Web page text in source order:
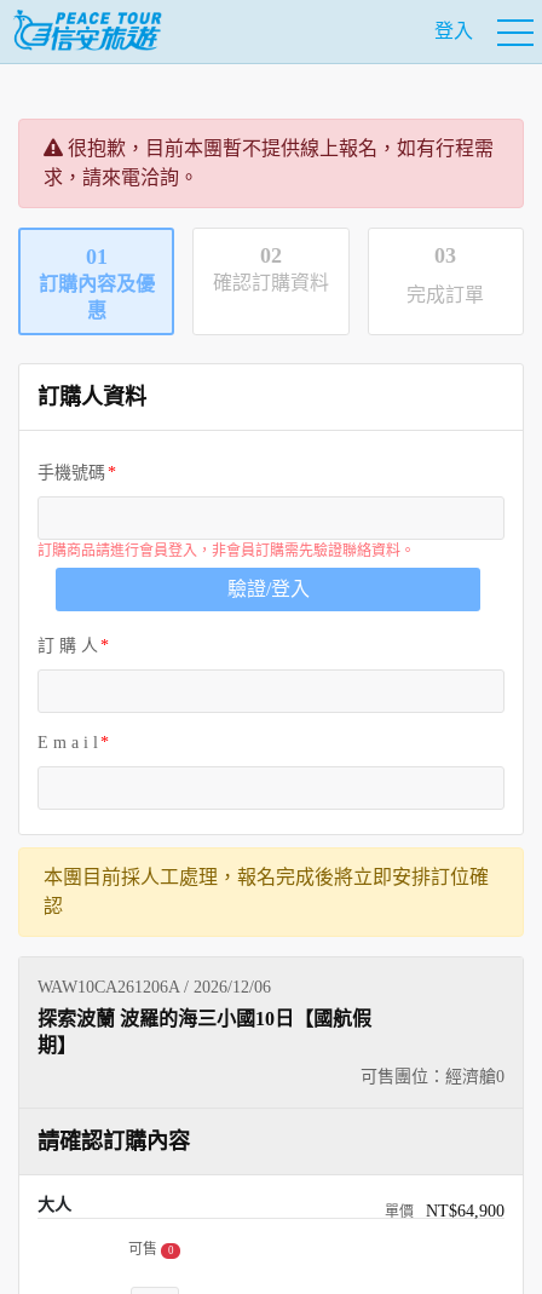
登入
很抱歉，目前本團暫不提供線上報名，如有行程需
求，請來電洽詢。
01
訂購內容及優
惠
02
確認訂購資料
03
完成訂單
訂購人資料
手機號碼
訂購商品請進行會員登入，非會員訂購需先驗證聯絡資料。
驗證/登入
訂 購 人
E m a i l
本團目前採人工處理，報名完成後將立即安排訂位確
認
WAW10CA261206A / 2026/12/06
可售團位：經濟艙0
探索波蘭 波羅的海三小國10日【國航假
期】
請確認訂購內容
大人 NT$64,900
可售 0